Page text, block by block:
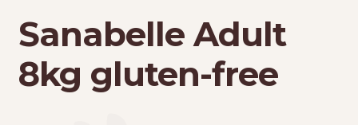
Sanabelle Adult
8kg gluten-free